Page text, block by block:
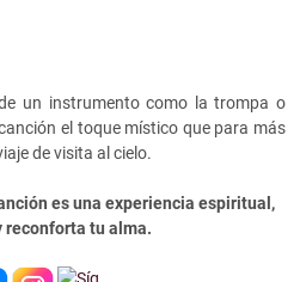
un instrumento como la trompa o
el toque místico que para más
de visita al cielo.
es una experiencia espiritual,
reconforta tu alma.